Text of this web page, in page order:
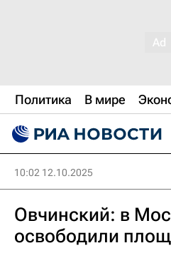
Политика В мире
10:02 12.10.2025
Овчинский: в
освободили